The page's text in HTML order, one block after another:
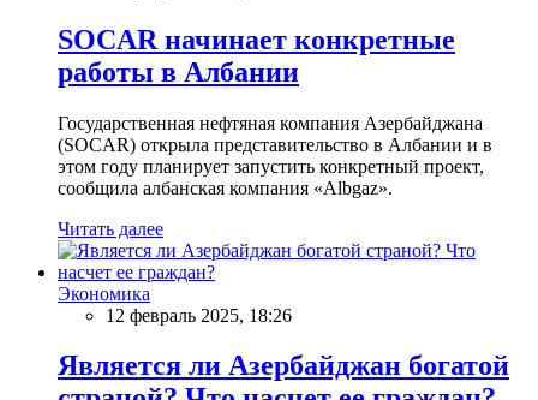
SOCAR начинает конкретные
работы в Албании
Государственная нефтяная компания Азербайджана
(SOCAR) открыла представительство в Албании и в
этом году планирует запустить конкретный проект,
сообщила албанская компания «Albgaz».
Читать далее
Экономика
12 февраль 2025, 18:26
Является ли Азербайджан богатой